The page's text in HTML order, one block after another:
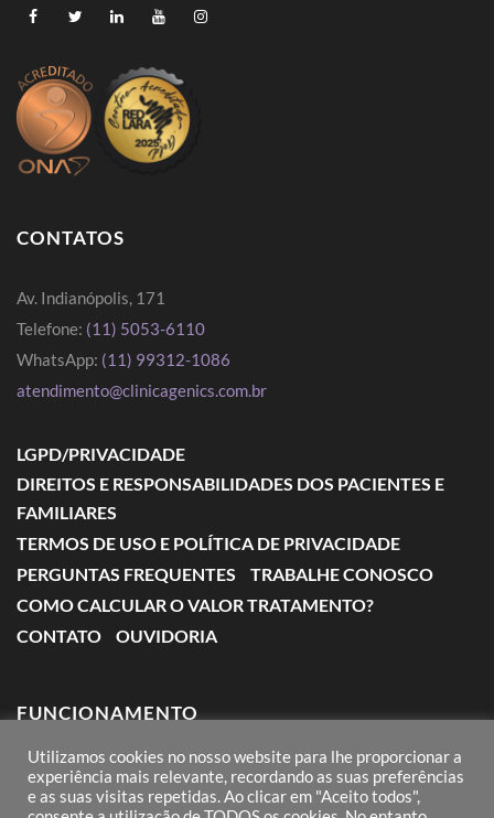
CONTATOS
Av. Indianópolis, 171
Telefone: (11) 5053-6110
WhatsApp: (11) 99312-1086
atendimento@clinicagenics.com.br
LGPD/PRIVACIDADE
DIREITOS E RESPONSABILIDADES DOS PACIENTES E
FAMILIARES
TERMOS DE USO E POLÍTICA DE PRIVACIDADE
PERGUNTAS FREQUENTES
TRABALHE CONOSCO
COMO CALCULAR O VALOR TRATAMENTO?
CONTATO
OUVIDORIA
FUNCIONAMENTO
Segunda a Sexta: das 7:00 às 18:00
Sábado: das 8:00 às 12:00
Utilizamos cookies no nosso website para lhe proporcionar a
experiência mais relevante, recordando as suas preferências
e as suas visitas repetidas. Ao clicar em "Aceito todos",